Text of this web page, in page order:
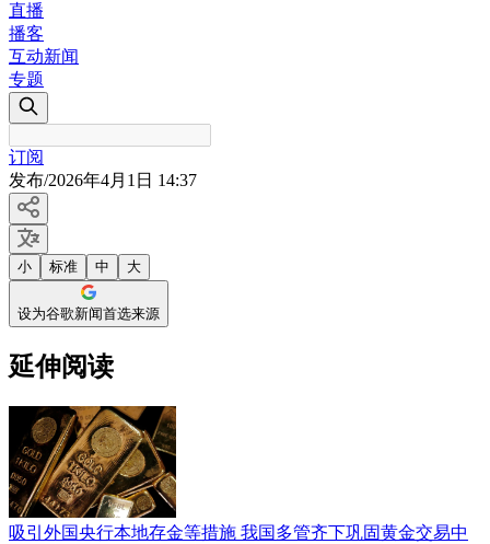
直播
播客
互动新闻
专题
订阅
发布/2026年4月1日 14:37
小 标准 中 大
设为谷歌新闻首选来源
延伸阅读
吸引外国央行本地存金等措施 我国多管齐下巩固黄金交易中